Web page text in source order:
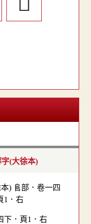
(大徐本)
下．頁1．右